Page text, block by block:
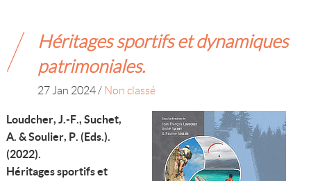
Héritages sportifs et dynamiques
patrimoniales.
27 Jan 2024/ Non classé
Loudcher, J.-F., Suchet,
A. & Soulier, P. (Eds.).
(2022).
Héritages sportifs et